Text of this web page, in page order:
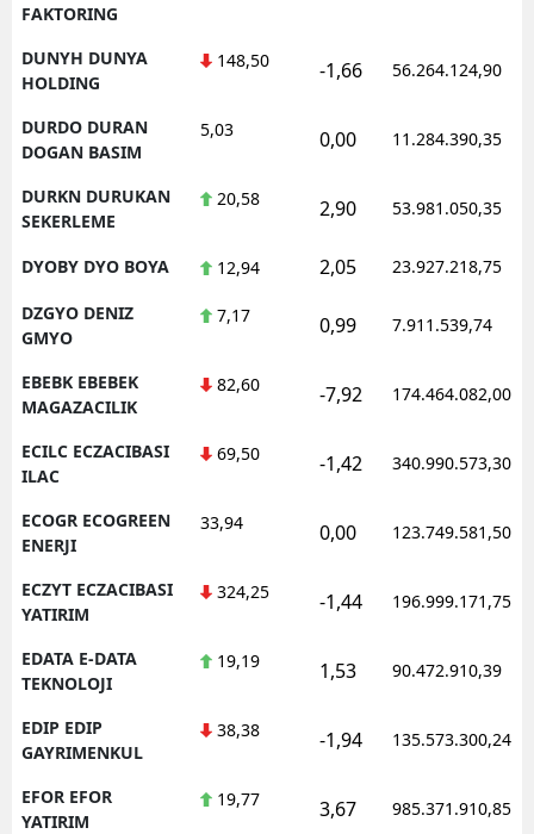
FAKTORING
DUNYH DUNYA
HOLDING
148,50 -1,66 56.264.124,90
DURDO DURAN
DOGAN BASIM
5,03 0,00 11.284.390,35
DURKN DURUKAN
SEKERLEME
20,58 2,90 53.981.050,35
DYOBY DYO BOYA 12,94 2,05 23.927.218,75
DZGYO DENIZ
GMYO
7,17 0,99 7.911.539,74
EBEBK EBEBEK
MAGAZACILIK
82,60 -7,92 174.464.082,00
ECILC ECZACIBASI
ILAC
69,50 -1,42 340.990.573,30
ECOGR ECOGREEN
ENERJI
33,94 0,00 123.749.581,50
ECZYT ECZACIBASI
YATIRIM
324,25 -1,44 196.999.171,75
EDATA E-DATA
TEKNOLOJI
19,19 1,53 90.472.910,39
EDIP EDIP
GAYRIMENKUL
38,38 -1,94 135.573.300,24
EFOR EFOR
YATIRIM
19,77 3,67 985.371.910,85